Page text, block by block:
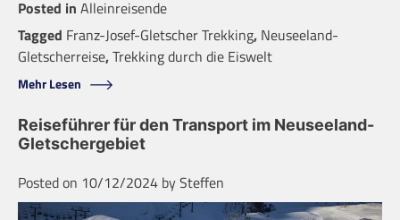
Posted in Alleinreisende
Tagged Franz-Josef-Gletscher Trekking, Neuseeland-
Gletscherreise,Trekking durch die Eiswelt
Mehr Lesen
Reiseführer für den Transport im Neuseeland-
Gletschergebiet
Posted on 10/12/2024 bySteffen